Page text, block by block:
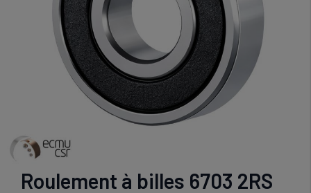
Roulement à billes 6703 2RS